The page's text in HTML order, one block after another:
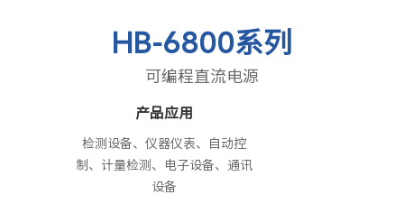
HB-6800系列
可编程直流电源
产品应用
检测设备、仪器仪表、自动控
制、计量检测、电子设备、通讯
设备